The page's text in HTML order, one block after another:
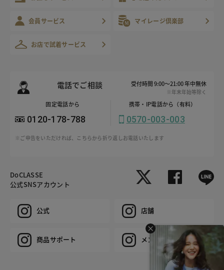
会員サービス マイレージ倶楽部
お店で試着サービス
電話でご相談 受付時間 9:00～21:00 年中無休
※年末年始等除く
固定電話から
0120-178-788
携帯・IP電話から（有料）
0570-003-003
※ご申告をいただければ、こちらから折り返しお電話いたします
DoCLASSE
公式SNSアカウント
公式 店舗
商品サポート メンズ